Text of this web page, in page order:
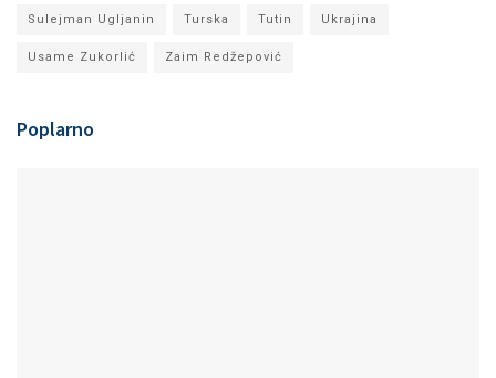
Sulejman Ugljanin Turska Tutin Ukrajina
Usame Zukorlić Zaim Redžepović
Poplarno